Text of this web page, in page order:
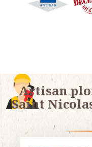
Artisan
Saint